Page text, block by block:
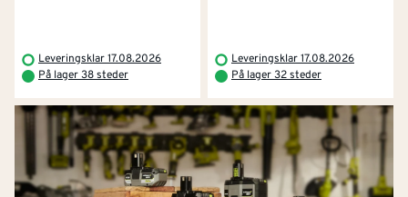
Leveringsklar 17.08.2026
På lager 38 steder
Leveringsklar 17.08.2026
På lager 32 steder